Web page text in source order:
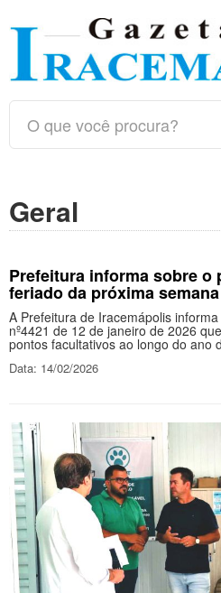
Geral
Prefeitura informa sobre o
feriado da próxima semana
A Prefeitura de Iracemápolis
nº4421 de 12 de janeiro de 2026
pontos facultativos ao longo do ano
Data: 14/02/2026